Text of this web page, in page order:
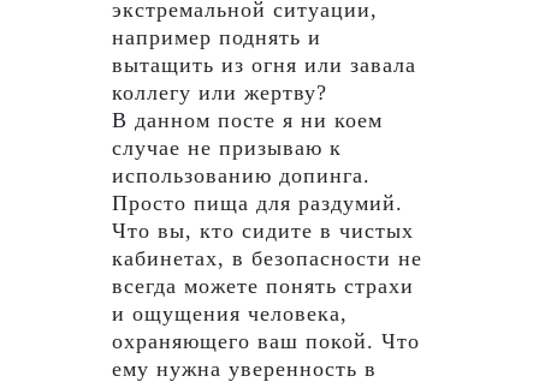
экстремальной ситуации,
например поднять и
вытащить из огня или завала
коллегу или жертву?
В данном посте я ни коем
случае не призываю к
использованию допинга.
Просто пища для раздумий.
Что вы, кто сидите в чистых
кабинетах, в безопасности не
всегда можете понять страхи
и ощущения человека,
охраняющего ваш покой. Что
ему нужна уверенность в